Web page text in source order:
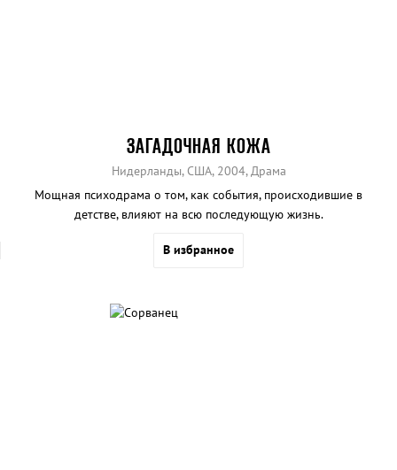
ЗАГАДОЧНАЯ КОЖА
Нидерланды, США, 2004, Драма
Мощная психодрама о том, как события, происходившие в
детстве, влияют на всю последующую жизнь.
В избранное